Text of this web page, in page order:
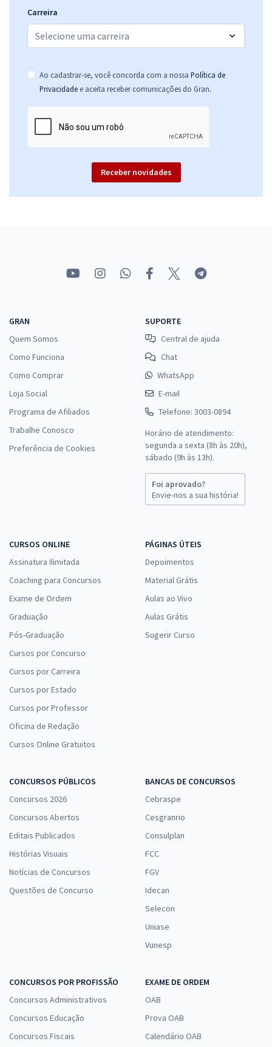
IFTO - Instituto Federal de Educação, Ciência e Tecnologia do
26,65
Comprar
Carreira
Ao cadastrar-se, você concorda com a nossa Política de
Privacidade e aceita receber comunicações do Gran.
Receber novidades
GRAN
Quem Somos
Como Funciona
Como Comprar
Loja Social
Programa de Afiliados
Trabalhe Conosco
Preferência de Cookies
SUPORTE
Central de ajuda
Chat
WhatsApp
E-mail
Telefone: 3003-0894
Horário de atendimento:
segunda a sexta (8h às 20h),
sábado (9h às 13h).
Foi aprovado?
Envie-nos a sua história!
CURSOS ONLINE
Assinatura Ilimitada
Coaching para Concursos
Exame de Ordem
Graduação
Pós-Graduação
Cursos por Concurso
Cursos por Carreira
Cursos por Estado
Cursos por Professor
Oficina de Redação
Cursos Online Gratuitos
PÁGINAS ÚTEIS
Depoimentos
Material Grátis
Aulas ao Vivo
Aulas Grátis
Sugerir Curso
CONCURSOS PÚBLICOS
Concursos 2026
Concursos Abertos
Editais Publicados
Histórias Visuais
Notícias de Concursos
Questões de Concurso
BANCAS DE CONCURSOS
Cebraspe
Cesgranrio
Consulplan
FCC
FGV
Idecan
Selecon
Uniase
Vunesp
CONCURSOS POR PROFISSÃO
Concursos Administrativos
Concursos Educação
Concursos Fiscais
EXAME DE ORDEM
OAB
Prova OAB
Calendário OAB